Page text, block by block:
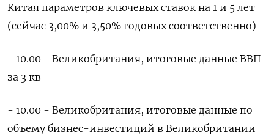
Китая параметров ключевых ставок на 1 и 5 лет
(сейчас 3,00% и 3,50% годовых соответственно)
- 10.00 - Великобритания, итоговые данные ВВП
за 3 ⁠кв
- 10.00 - Великобритания, итоговые данные по ​
объему бизнес-инвестиций в Великобритании